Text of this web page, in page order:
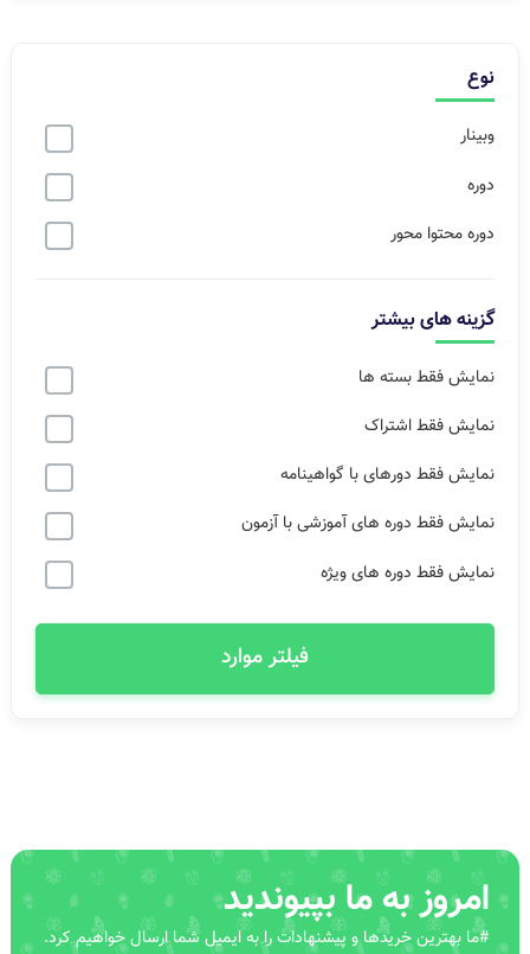
نوع
وبینار
دوره
دوره محتوا محور
گزینه های بیشتر
نمایش فقط بسته ها
نمایش فقط اشتراک
نمایش فقط دورهای با گواهینامه
نمایش فقط دوره های آموزشی با آزمون
نمایش فقط دوره های ویژه
فیلتر موارد
امروز به ما بپیوندید
#ما بهترین خریدها و پیشنهادات را به ایمیل شما ارسال خواهیم کرد.